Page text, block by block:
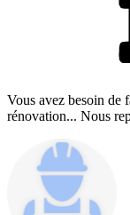
Vous avez besoin de
rénovation... Nous